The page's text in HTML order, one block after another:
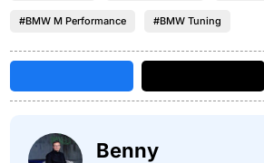
#BMW M Performance #BMW Tuning
Benny